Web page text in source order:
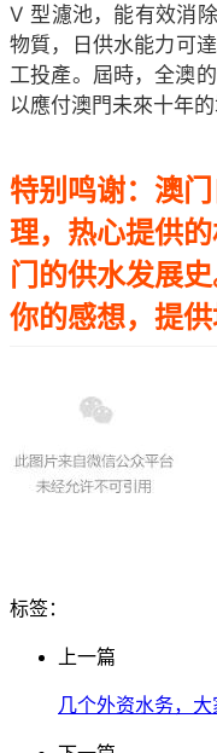
V 型濾池，能有效消
物質，日供水能力可
工投產。屆時，全澳
以應付澳門未來十年的
特别鸣谢：澳
理，热心提供
门的供水发展
你的感想，提供
标签：
上一篇
几个外资水务，